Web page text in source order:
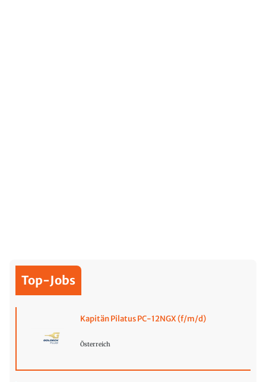
Top-Jobs
Kapitän Pilatus PC-12NGX (f/m/d)
Österreich